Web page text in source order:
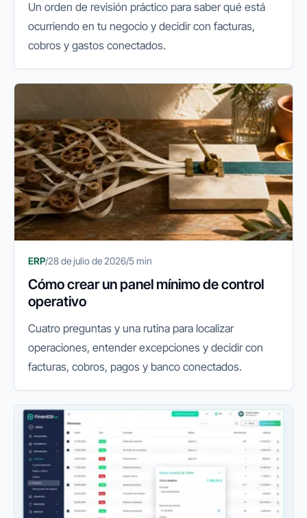
Un orden de revisión práctico para saber qué está
ocurriendo en tu negocio y decidir con facturas,
cobros y gastos conectados.
ERP/28 de julio de 2026/5 min
Cómo crear un panel mínimo de control
operativo
Cuatro preguntas y una rutina para localizar
operaciones, entender excepciones y decidir con
facturas, cobros, pagos y banco conectados.